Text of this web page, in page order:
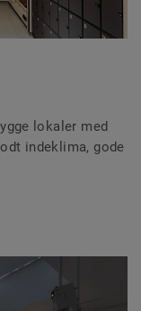
lokaler med
indeklima, gode